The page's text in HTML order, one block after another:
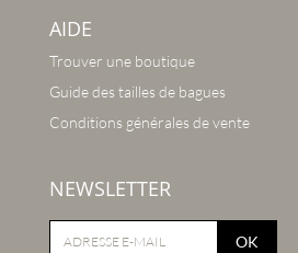
AIDE
Trouver une boutique
Guide des tailles de bagues
Conditions générales de vente
NEWSLETTER
OK